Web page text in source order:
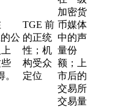
公
TGE 前
的正统
性；机
构受众
定位
加密货
币媒体
中的声
量份
额；上
市后的
交易所
交易量